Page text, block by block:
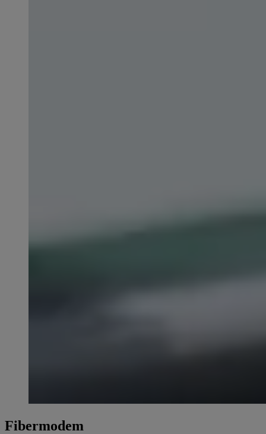
Fibermodem